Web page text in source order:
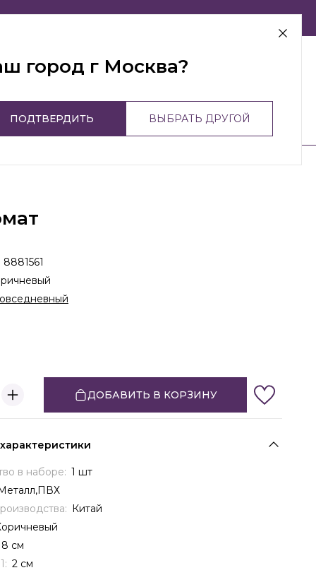
г Москва
ДОБАВИТЬ В КОРЗИНУ
8881561
в наборе: 1 шт
Китай
8 см
2 см
город г Москва?
ПОДТВЕРДИТЬ ВЫБРАТЬ ДРУГОЙ